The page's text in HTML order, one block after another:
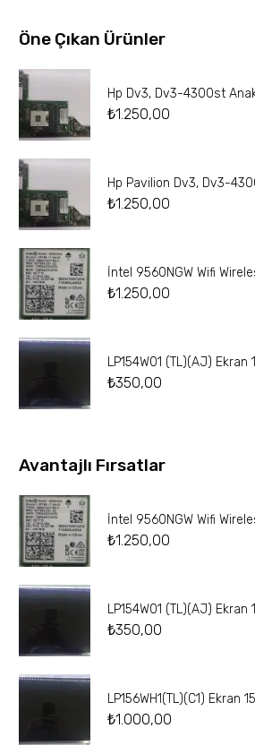
Öne Çıkan Ürünler
Hp Dv3, Dv3-4300st
₺1.250,00
Hp Pavilion Dv3, Dv3-
₺1.250,00
İntel 9560NGW Wifi
₺1.250,00
LP154W01 (TL)(AJ) Ekran
₺350,00
Avantajlı Fırsatlar
İntel 9560NGW Wifi
₺1.250,00
LP154W01 (TL)(AJ) Ekran
₺350,00
LP156WH1(TL)(C1) Ekran
₺1.000,00